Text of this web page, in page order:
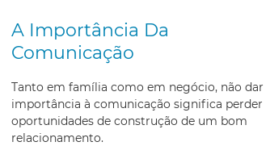
A Importância Da
Comunicação
Tanto em família como em negócio, não dar
importância à comunicação significa perder
oportunidades de construção de um bom
relacionamento.